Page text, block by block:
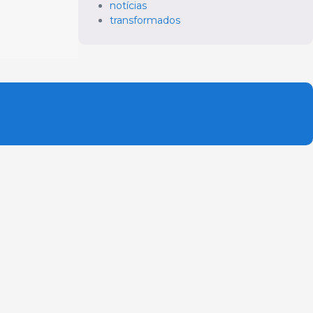
notícias
transformados